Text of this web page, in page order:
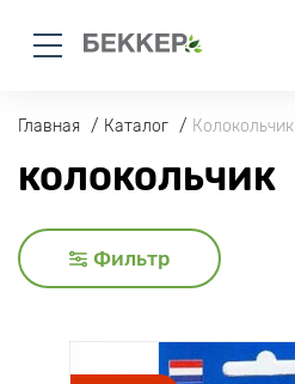
Главная Каталог Колокольчик
КОЛОКОЛЬЧИК
Фильтр